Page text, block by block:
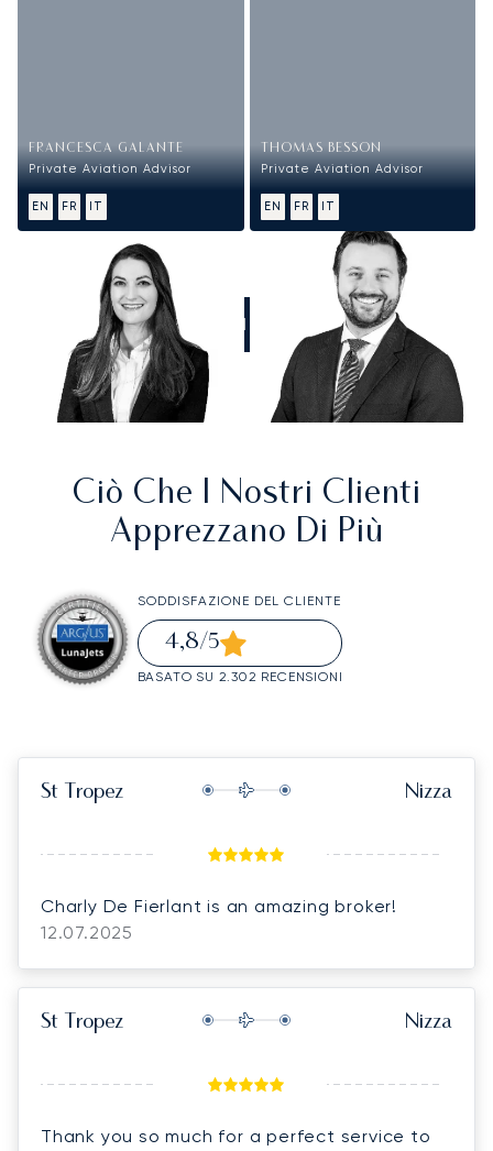
FRANCESCA GALANTE
Private Aviation Advisor
EN FR IT
THOMAS BESSON
Private Aviation Advisor
EN FR IT
CHIAMATECI
Ciò Che I Nostri Clienti
Apprezzano Di Più
SODDISFAZIONE DEL CLIENTE
4,8/5
BASATO SU 2.302 RECENSIONI
St Tropez Nizza
Charly De Fierlant is an amazing broker!
12.07.2025
St Tropez Nizza
Thank you so much for a perfect service to